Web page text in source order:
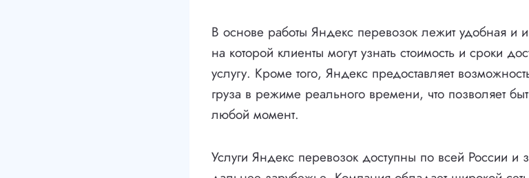
В основе работы Яндекс перевозок лежит удобная и
на которой клиенты могут узнать стоимость и сроки
услугу. Кроме того, Яндекс предоставляет
груза в режиме реального времени, что позволяет
любой момент.
Услуги Яндекс перевозок доступны по всей России